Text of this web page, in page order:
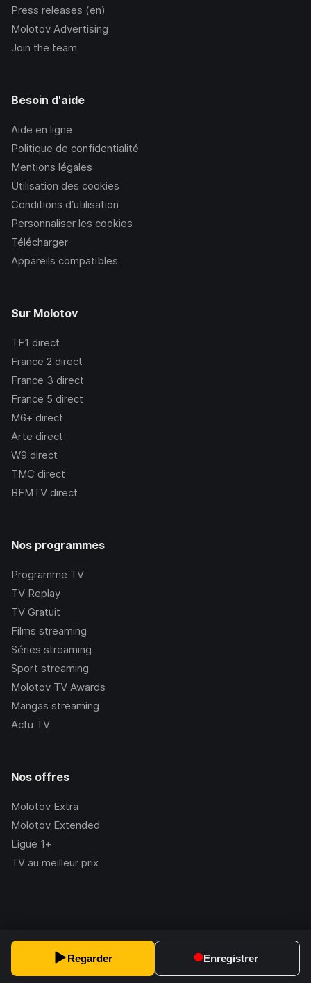
Regarder Enregistrer
Press releases (en)
Molotov Advertising
Join the team
Besoin d'aide
Aide en ligne
Politique de confidentialité
Mentions légales
Utilisation des cookies
Conditions d’utilisation
Personnaliser les cookies
Télécharger
Appareils compatibles
Sur Molotov
TF1 direct
France 2 direct
France 3 direct
France 5 direct
M6+ direct
Arte direct
W9 direct
TMC direct
BFMTV direct
Nos programmes
Programme TV
TV Replay
TV Gratuit
Films streaming
Séries streaming
Sport streaming
Molotov TV Awards
Mangas streaming
Actu TV
Nos offres
Molotov Extra
Molotov Extended
Ligue 1+
TV au meilleur prix
2.228.1